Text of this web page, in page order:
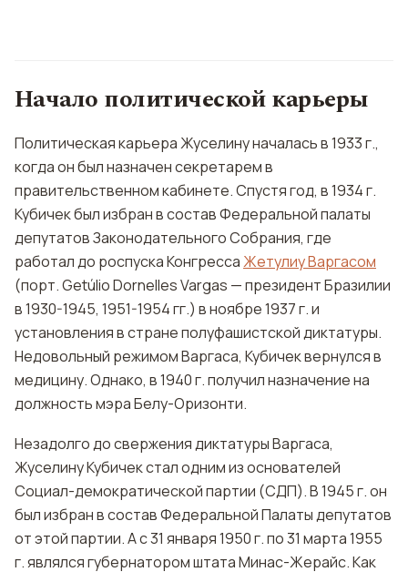
Начало политической карьеры
Политическая карьера Жуселину началась в 1933 г.,
когда он был назначен секретарем в
правительственном кабинете. Спустя год, в 1934 г.
Кубичек был избран в состав Федеральной палаты
депутатов Законодательного Собрания, где
работал до роспуска КонгрессаЖетулиу Варгасом
(порт. Getúlio Dornelles Vargas — президент Бразилии
в 1930-1945, 1951-1954 гг.) в ноябре 1937 г. и
установления в стране полуфашистской диктатуры.
Недовольный режимом Варгаса, Кубичек вернулся в
медицину. Однако, в 1940 г. получил назначение на
должность мэра Белу-Оризонти.
Незадолго до свержения диктатуры Варгаса,
Жуселину Кубичек стал одним из основателей
Социал-демократической партии (СДП). В 1945 г. он
был избран в состав Федеральной Палаты депутатов
от этой партии. А с 31 января 1950 г. по 31 марта 1955
г. являлся губернатором штата Минас-Жерайс. Как